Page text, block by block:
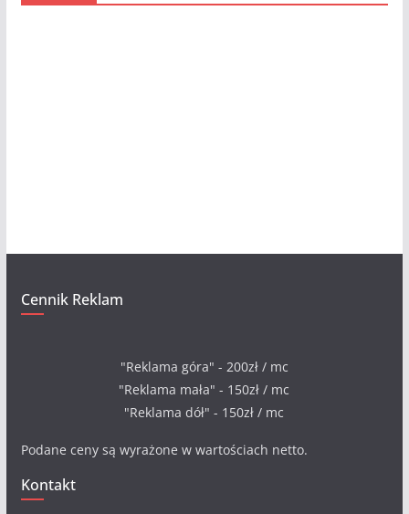
Cennik Reklam
"Reklama góra" - 200zł / mc
"Reklama mała" - 150zł / mc
"Reklama dół" - 150zł / mc
Podane ceny są wyrażone w wartościach netto.
Kontakt